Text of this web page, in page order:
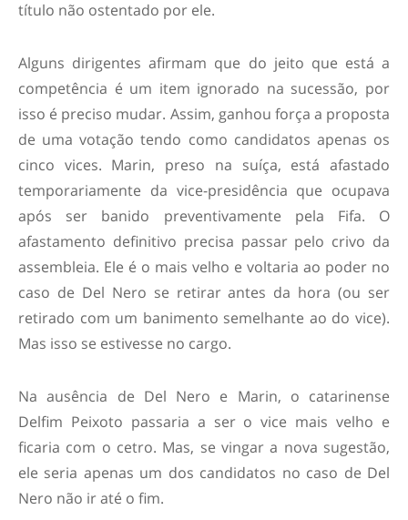
título não ostentado por ele.
Alguns dirigentes afirmam que do jeito que está a
competência é um item ignorado na sucessão, por
isso é preciso mudar. Assim, ganhou força a proposta
de uma votação tendo como candidatos apenas os
cinco vices. Marin, preso na suíça, está afastado
temporariamente da vice-presidência que ocupava
após ser banido preventivamente pela Fifa. O
afastamento definitivo precisa passar pelo crivo da
assembleia. Ele é o mais velho e voltaria ao poder no
caso de Del Nero se retirar antes da hora (ou ser
retirado com um banimento semelhante ao do vice).
Mas isso se estivesse no cargo.
Na ausência de Del Nero e Marin, o catarinense
Delfim Peixoto passaria a ser o vice mais velho e
ficaria com o cetro. Mas, se vingar a nova sugestão,
ele seria apenas um dos candidatos no caso de Del
Nero não ir até o fim.